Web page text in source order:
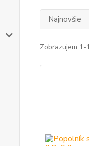
Najnovšie
Zobrazujem 1-